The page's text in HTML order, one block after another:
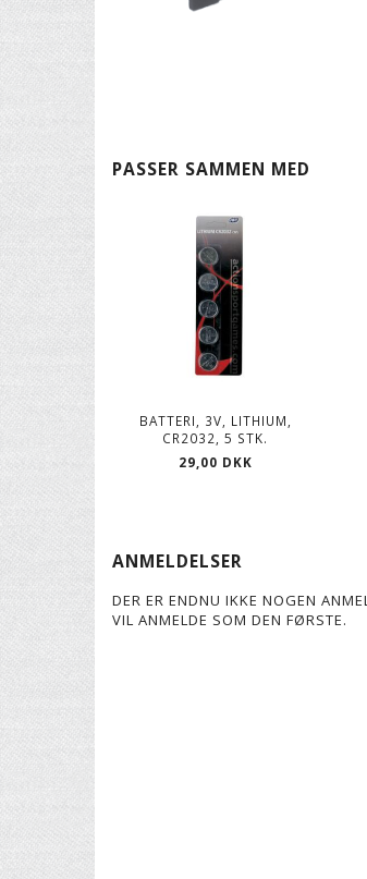
PASSER SAMMEN MED
BATTERI, 3V, LITHIUM,
CR2032, 5 STK.
29,00 DKK
ANMELDELSER
DER ER ENDNU IKKE NOGEN
VIL ANMELDE SOM DEN FØRSTE.